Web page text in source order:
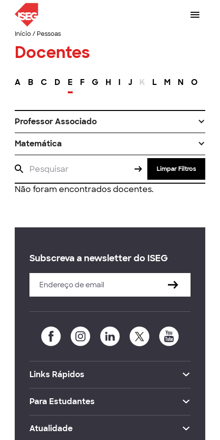
Início/ Pessoas
Docentes
A B C D E F G H I J K L M N O
Professor Associado
Matemática
Limpar Filtros
Não foram encontrados docentes.
Subscreva a newsletter do ISEG
Links Rápidos
Para Estudantes
Atualidade